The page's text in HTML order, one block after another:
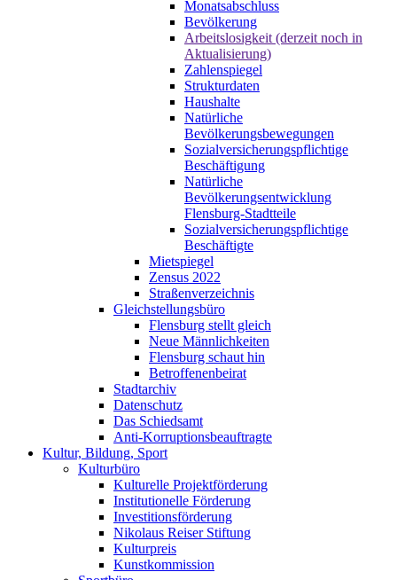
Monatsabschluss
Bevölkerung
Arbeitslosigkeit (derzeit noch in
Aktualisierung)
Zahlenspiegel
Strukturdaten
Haushalte
Natürliche
Bevölkerungsbewegungen
Sozialversicherungspflichtige
Beschäftigung
Natürliche
Bevölkerungsentwicklung
Flensburg-Stadtteile
Sozialversicherungspflichtige
Beschäftigte
Mietspiegel
Zensus 2022
Straßenverzeichnis
Gleichstellungsbüro
Flensburg stellt gleich
Neue Männlichkeiten
Flensburg schaut hin
Betroffenenbeirat
Stadtarchiv
Datenschutz
Das Schiedsamt
Anti-Korruptionsbeauftragte
Kultur, Bildung, Sport
Kulturbüro
Kulturelle Projektförderung
Institutionelle Förderung
Investitionsförderung
Nikolaus Reiser Stiftung
Kulturpreis
Kunstkommission